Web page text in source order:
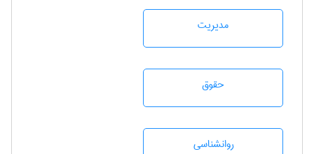
مديريت
حقوق
روانشناسی